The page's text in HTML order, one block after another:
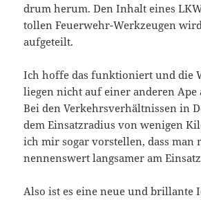
drum herum. Den Inhalt eines
tollen Feuerwehr-Werkzeugen
aufgeteilt.
Ich hoffe das funktioniert und die
liegen nicht auf einer anderen Ape
Bei den Verkehrsverhältnissen in
dem Einsatzradius von wenigen
ich mir sogar vorstellen, dass man
nennenswert langsamer am
Also ist es eine neue und brillante